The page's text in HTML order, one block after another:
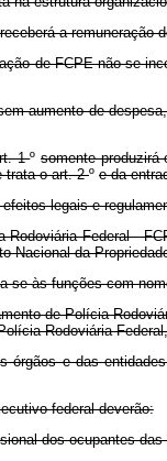
a
de FCPE não se
aumento de
1º somente
trata o art. 2º e da
legais e
Federal -
Nacional da
se às funções com
de Polícia
Rodoviária
órgãos e das
federal deverão:
dos ocupantes